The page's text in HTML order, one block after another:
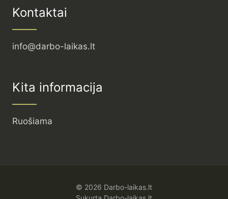
Kontaktai
info@darbo-laikas.lt
Kita informacija
Ruošiama
© 2026 Darbo-laikas.lt